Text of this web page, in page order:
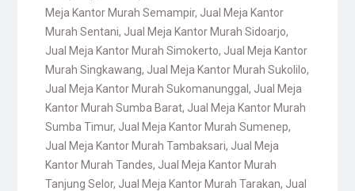
Meja Kantor Murah Semampir, Jual Meja Kantor
Murah Sentani, Jual Meja Kantor Murah Sidoarjo,
Jual Meja Kantor Murah Simokerto, Jual Meja Kantor
Murah Singkawang, Jual Meja Kantor Murah Sukolilo,
Jual Meja Kantor Murah Sukomanunggal , Jual Meja
Kantor Murah Sumba Barat, Jual Meja Kantor Murah
Sumba Timur, Jual Meja Kantor Murah Sumenep,
Jual Meja Kantor Murah Tambaksari, Jual Meja
Kantor Murah Tandes, Jual Meja Kantor Murah
Tanjung Selor, Jual Meja Kantor Murah Tarakan, Jual